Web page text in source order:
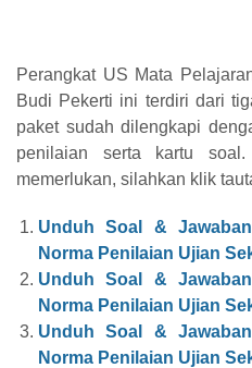
Perangkat US Mata
Budi Pekerti ini terdiri dari
paket sudah dilengkapi
penilaian serta kartu
memerlukan, silahkan klik
Unduh Soal &
Norma Penilaian Ujian
Unduh Soal &
Norma Penilaian Ujian
Unduh Soal &
Norma Penilaian Ujian